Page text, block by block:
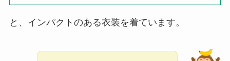
と、インパクトのある衣装を着ています。